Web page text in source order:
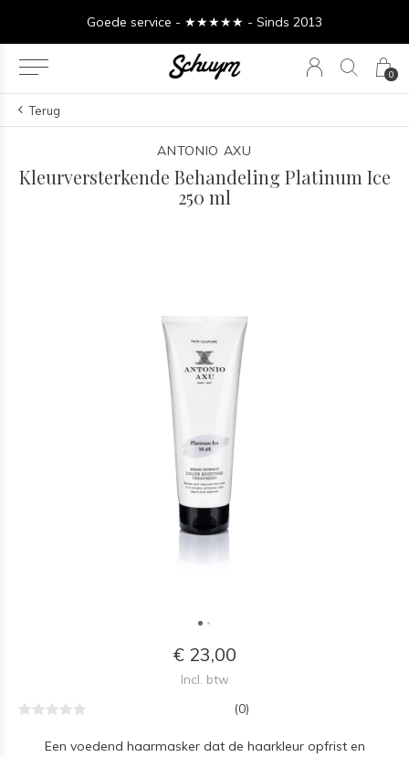
0
Goede service - ★★★★★ - Sinds 2013
Terug
ANTONIO AXU
Kleurversterkende Behandeling Platinum Ice
250 ml
€ 23,00
Incl. btw
(0)
Een voedend haarmasker dat de haarkleur opfrist en